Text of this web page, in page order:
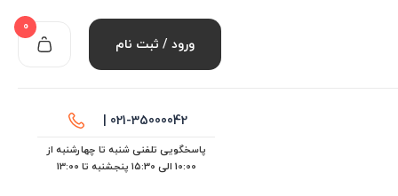
ورود / ثبت نام
0
021-35000042 |
پاسخگویی تلفنی شنبه تا چهارشنبه از
10:00 الی ۱۵:30 پنجشنبه تا 13:00